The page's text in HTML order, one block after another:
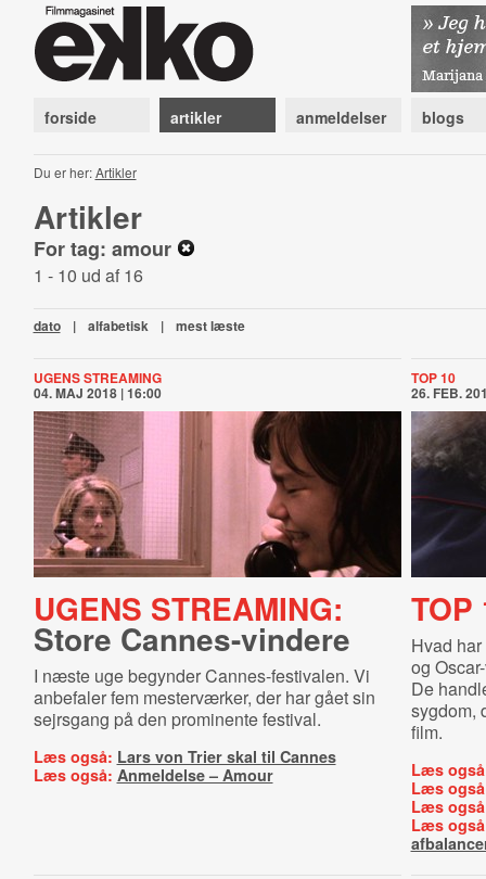
forside artikler anmeldelser blogs
Du er her:Artikler
Artikler
For tag: amour
1 - 10 ud af 16
dato | alfabetisk | mest læste
UGENS STREAMING
04. MAJ 2018 | 16:00
UGENS STREAMING:
Store Cannes-vindere
I næste uge begynder Cannes-festivalen. Vi
anbefaler fem mesterværker, der har gået sin
sejrsgang på den prominente festival.
Læs også: Lars von Trier skal til Cannes
Læs også: Anmeldelse – Amour
TOP 10
26. FEB.
TOP
Hvad
og
De
sygdom,
film.
Læs
Læs
Læs
Læs